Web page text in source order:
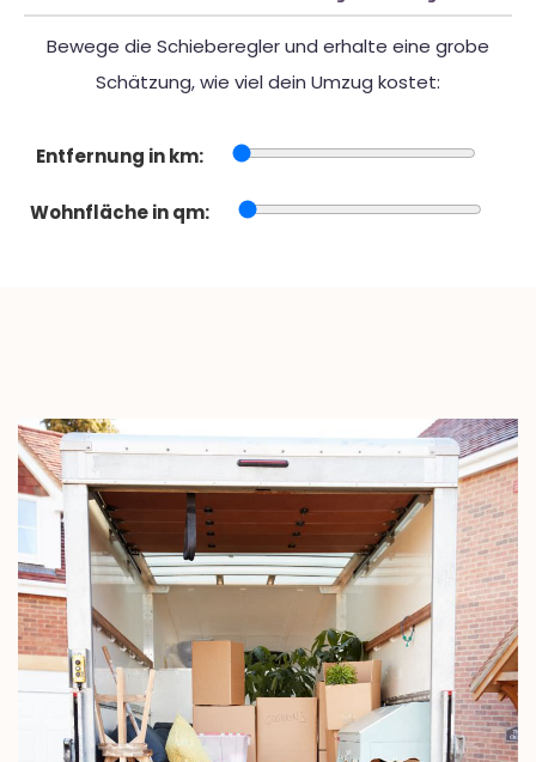
Bewege die Schieberegler und erhalte eine grobe
Schätzung, wie viel dein Umzug kostet:
Entfernung in km:
Wohnfläche in qm: